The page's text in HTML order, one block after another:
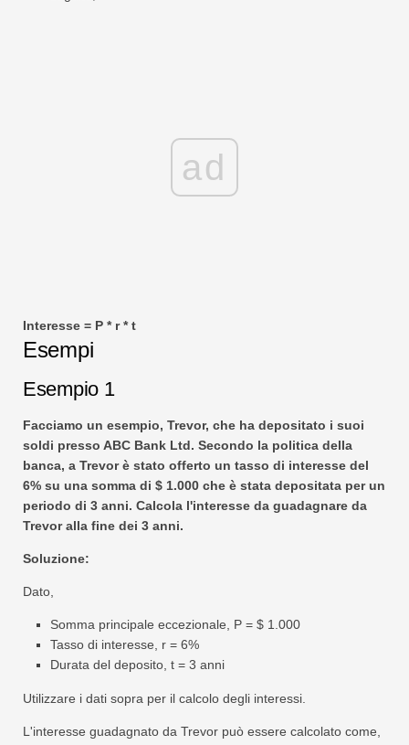
ad
Interesse = P * r * t
Esempi
Esempio 1
Facciamo un esempio, Trevor, che ha depositato i suoi
soldi presso ABC Bank Ltd. Secondo la politica della
banca, a Trevor è stato offerto un tasso di interesse del
6% su una somma di $ 1.000 che è stata depositata per un
periodo di 3 anni. Calcola l'interesse da guadagnare da
Trevor alla fine dei 3 anni.
Soluzione:
Dato,
Somma principale eccezionale, P = $ 1.000
Tasso di interesse, r = 6%
Durata del deposito, t = 3 anni
Utilizzare i dati sopra per il calcolo degli interessi.
L'interesse guadagnato da Trevor può essere calcolato come,